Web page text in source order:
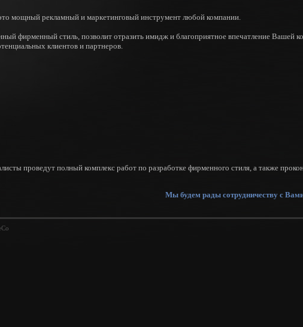
мощный рекламный и маркетинговый инструмент любой компании.
фирменный стиль, позволит отразить имидж и благоприятное впечатление Вашей
клиентов и партнеров.
проведут полный комплекс работ по разработке фирменного стиля, а также
Мы будем рады сотрудничеству с